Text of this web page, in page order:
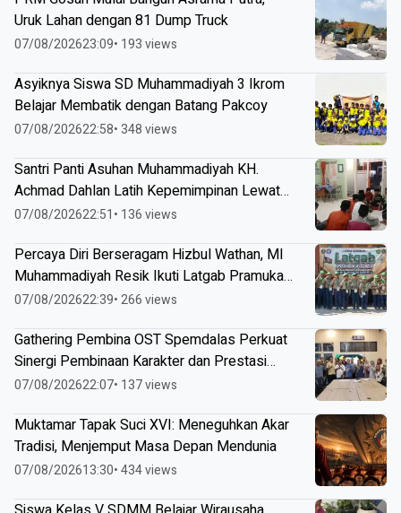
Uruk Lahan dengan 81 Dump Truck
07/08/202623:09• 193 views
Asyiknya Siswa SD Muhammadiyah 3 Ikrom
Belajar Membatik dengan Batang Pakcoy
07/08/202622:58• 348 views
Santri Panti Asuhan Muhammadiyah KH.
Achmad Dahlan Latih Kepemimpinan Lewat
Kepanitiaan Agustusan
07/08/202622:51• 136 views
Percaya Diri Berseragam Hizbul Wathan, MI
Muhammadiyah Resik Ikuti Latgab Pramuka
Siaga Sambeng
07/08/202622:39• 266 views
Gathering Pembina OST Spemdalas Perkuat
Sinergi Pembinaan Karakter dan Prestasi
Siswa
07/08/202622:07• 137 views
Muktamar Tapak Suci XVI: Meneguhkan Akar
Tradisi, Menjemput Masa Depan Mendunia
07/08/202613:30• 434 views